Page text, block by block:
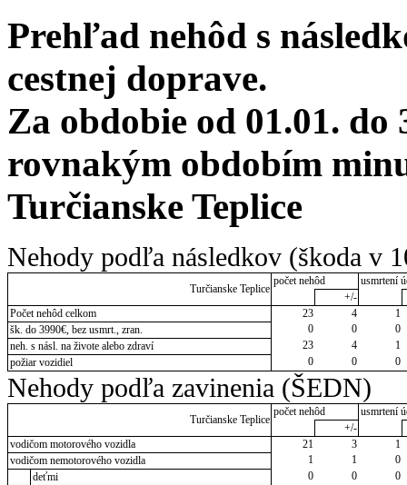
Prehľad nehôd s
cestnej doprave.
Za obdobie od 01.01. do
rovnakým obdobím
Turčianske Teplice
Nehody podľa následkov (škoda v
Turčianske Teplice
počet nehôd
usmrtení
+/-
Počet nehôd celkom
23 4
1
šk. do 3990€, bez usmrt., zran.
0 0
0
neh. s násl. na živote alebo zdraví
23 4
1
požiar vozidiel
0 0 0
Nehody podľa zavinenia (ŠEDN)
Turčianske Teplice
počet nehôd
usmrtení
+/-
vodičom motorového vozidla
21 3
1
vodičom nemotorového vozidla
1 1
0
deťmi
0 0
0